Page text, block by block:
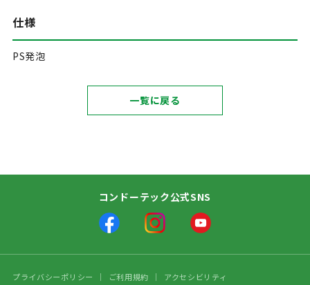
仕様
PS発泡
一覧に戻る
コンドーテック公式SNS
プライバシーポリシー ご利用規約 アクセシビリティ